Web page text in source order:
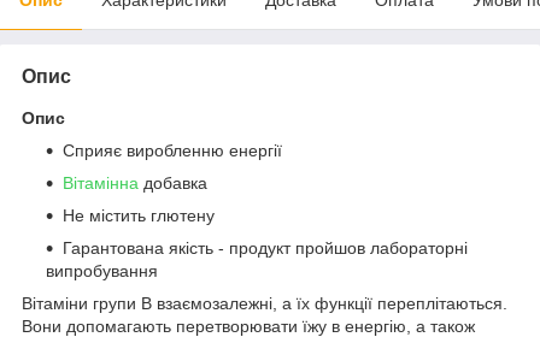
Опис
Опис
Сприяє виробленню енергії
Вітамінна добавка
Не містить глютену
Гарантована якість - продукт пройшов лабораторні
випробування
Вітаміни групи B взаємозалежні, а їх функції переплітаються.
Вони допомагають перетворювати їжу в енергію, а також